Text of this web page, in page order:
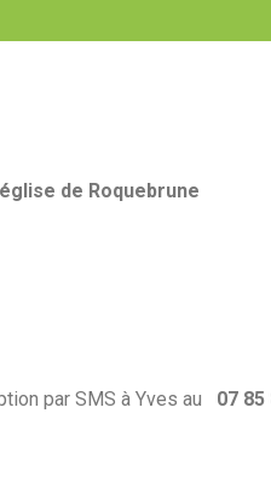
de Roquebrune
par SMS à Yves au 07 85